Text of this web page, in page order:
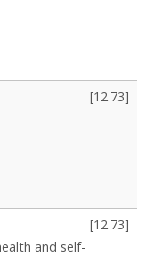
[12.73]
[12.73]
and self-